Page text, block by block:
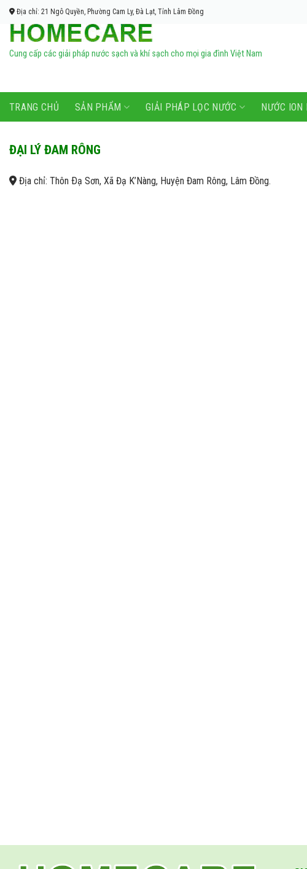
Bỏ
qua
dung
Địa chỉ: 21 Ngô Quyền, Phường Cam Ly, Đà Lạt, Tỉnh Lâm Đồng
Cung cấp các giải pháp nước sạch và khí sạch cho mọi gia đình Việt Nam
TRANG CHỦ SẢN PHẨM GIẢI PHÁP LỌC NƯỚC NƯỚC ION
ĐẠI LÝ ĐAM RÔNG
Địa chỉ: Thôn Ðạ Sơn, Xã Đạ K’Nàng, Huyện Đam Rông, Lâm Đồng.